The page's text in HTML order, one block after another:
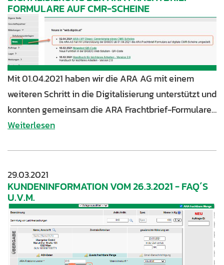
FORMULARE AUF CMR-SCHEINE
Mit 01.04.2021 haben wir die ARA AG mit einem
weiteren Schritt in die Digitalisierung unterstützt und
konnten gemeinsam die ARA Frachtbrief-Formulare…
Weiterlesen
29.03.2021
KUNDENINFORMATION VOM 26.3.2021 - FAQ´S
U.V.M.